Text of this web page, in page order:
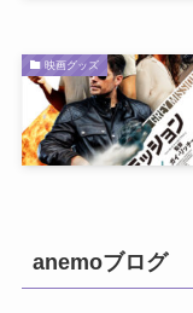
映画グッズ
anemoブログ